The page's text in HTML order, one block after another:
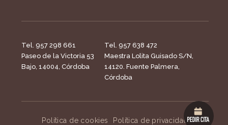
Tel. 957 298 661
Paseo de la Victoria 53
Bajo, 14004, Córdoba
Tel. 957 638 472
Maestra Lolita Guisado S/N,
14120. Fuente Palmera,
Córdoba
Política de cookies
Política de privacidad